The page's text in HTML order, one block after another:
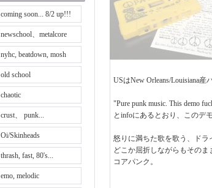
coming soon... 8/2 up!!!
newschool、metalcore
nyhc, beatdown, mosh
old school
chaotic
crust、 punk...
Oi/Skinheads
thrash, fast, 80's...
emo, melodic
USはNew Orleans/Louisiana
"Pure punk music. This demo
とinfoにあるとおり、このデ
怒りに満ちた歌を歌う、ドラ
どこか屈折しながらもその
コアパンク。